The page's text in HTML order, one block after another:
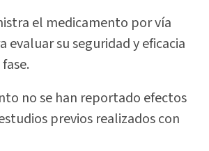
el medicamento por vía
evaluar su seguridad y eficacia
no se han reportado efectos
previos realizados con